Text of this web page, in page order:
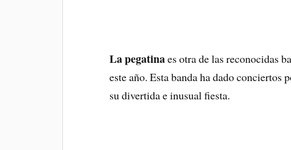
La pegatinaes otra de las reconocidas
este año. Esta banda ha dado conciertos
su divertida e inusual fiesta.